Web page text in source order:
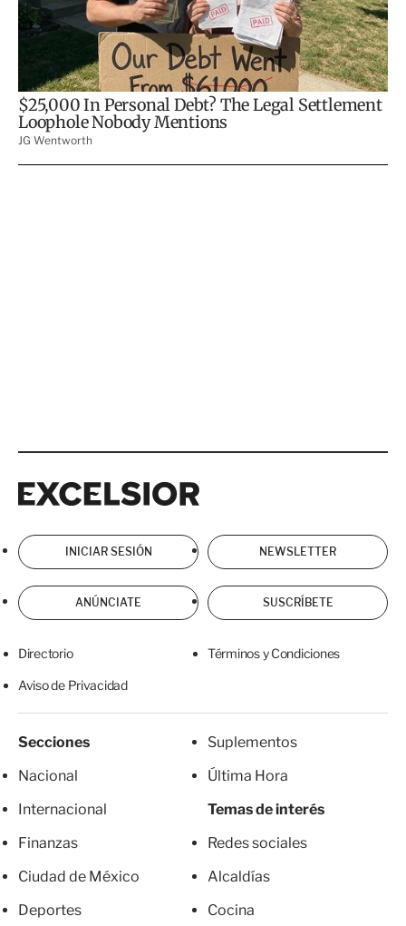
INICIAR SESIÓN NEWSLETTER
ANÚNCIATE SUSCRÍBETE
Directorio Términos y Condiciones
Aviso de Privacidad
Secciones
Nacional
Internacional
Finanzas
Ciudad de México
Deportes
Suplementos
Última Hora
Temas de interés
Redes sociales
Alcaldías
Cocina